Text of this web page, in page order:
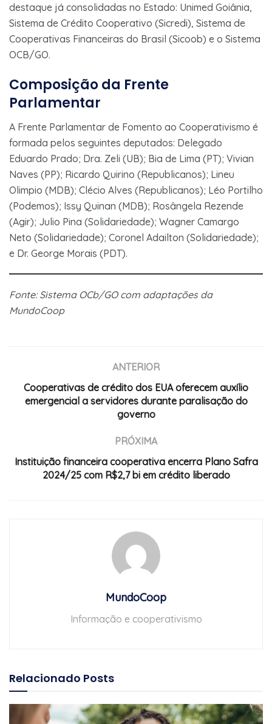
destaque já consolidadas no Estado: Unimed Goiânia,
Sistema de Crédito Cooperativo (Sicredi), Sistema de
Cooperativas Financeiras do Brasil (Sicoob) e o Sistema
OCB/GO.
Composição da Frente
Parlamentar
A Frente Parlamentar de Fomento ao Cooperativismo é
formada pelos seguintes deputados: Delegado
Eduardo Prado; Dra. Zeli (UB); Bia de Lima (PT); Vivian
Naves (PP); Ricardo Quirino (Republicanos); Lineu
Olimpio (MDB); Clécio Alves (Republicanos); Léo Portilho
(Podemos); Issy Quinan (MDB); Rosângela Rezende
(Agir); Julio Pina (Solidariedade); Wagner Camargo
Neto (Solidariedade); Coronel Adailton (Solidariedade);
e Dr. George Morais (PDT).
Fonte: Sistema OCb/GO com adaptações da
MundoCoop
ANTERIOR
Cooperativas de crédito dos EUA oferecem auxílio
emergencial a servidores durante paralisação do
governo
PRÓXIMA
Instituição financeira cooperativa encerra Plano Safra
2024/25 com R$2,7 bi em crédito liberado
MundoCoop
Informação e cooperativismo
Relacionado Posts